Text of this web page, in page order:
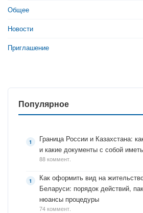
Общее
Новости
Приглашение
Популярное
Граница России и Казахстана:
и какие документы с собой иметь
88 коммент.
Как оформить вид на
Беларуси: порядок действий,
нюансы процедуры
74 коммент.